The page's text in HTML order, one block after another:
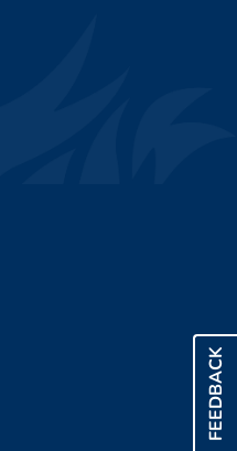
FEEDBACK